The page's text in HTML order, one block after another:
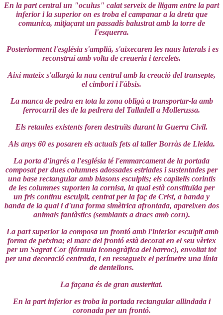
En la part central un "oculus" calat serveix de lligam entre la part
inferior i la superior on es troba el campanar a la dreta que
comunica, mitjaçant un passadís balustrat amb la torre de
l'esquerra.
Posteriorment l'església s'amplià, s'aixecaren les naus laterals i es
reconstruí amb volta de creueria i tercelets.
Així mateix s'allargà la nau central amb la creació del transepte,
el cimbori i l'àbsis.
La manca de pedra en tota la zona obligà a transportar-la amb
ferrocarril des de la pedrera del Talladell a Mollerussa.
Els retaules existents foren destruïts durant la Guerra Civil.
Als anys 60 es posaren els actuals fets al taller Borràs de Lleida.
La porta d'ingrés a l'església té l'emmarcament de la portada
composat per dues columnes adossades estriades i sustentades per
una base rectangular amb blasons esculpits; els capitells corintis
de les columnes suporten la cornisa, la qual està constituïda per
un fris continu esculpit, centrat per la faç de Crist, a banda y
banda de la qual i d'una forma simètrica afrontada, apareixen dos
animals fantàstics (semblants a dracs amb corn).
La part superior la composa un frontó amb l'interior esculpit amb
forma de petxina; el marc del frontó està decorat en el seu vèrtex
per un Sagrat Cor (fórmula iconogràfica del barroc), envoltat tot
per una decoració centrada, i en ressegueix el perímetre una línia
de dentellons.
La façana és de gran austeritat.
En la part inferior es troba la portada rectangular allindada i
coronada per un frontó.